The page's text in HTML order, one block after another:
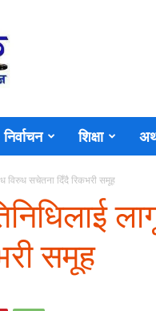
निर्वाचन शिक्षा
विरुध सचेतना दिँदै रिकभरी समूह
समूह